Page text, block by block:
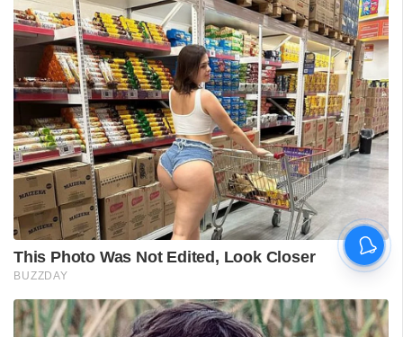
വിദ്യാർഥിയെ മർദിച്ചെന്ന
പരാതിയിൽ പാലക്കാട്
അധ്യാപകനെ